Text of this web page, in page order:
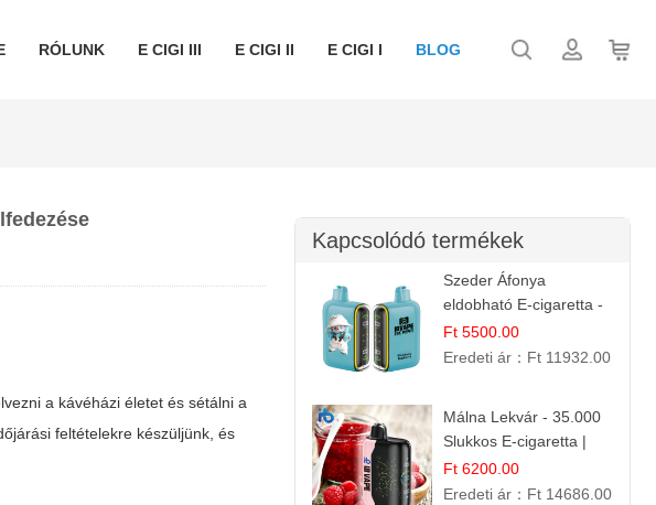
RÓLUNK E CIGI III E CIGI II E CIGI I BLOG
a kávéházi életet és sétálni a
feltételekre készüljünk, és
Kapcsolódó termékek
Szeder Áfonya
eldobható E-cigaretta -
25.000 Slukk | Prémium
Gyümölcs Íz
Ft 5500.00
Eredeti ár： Ft 11932.00
Málna Lekvár - 35.000
Slukkos E-cigaretta |
IBVape Bar Édes
Gyümölcs Íz
Ft 6200.00
Eredeti ár： Ft 14686.00